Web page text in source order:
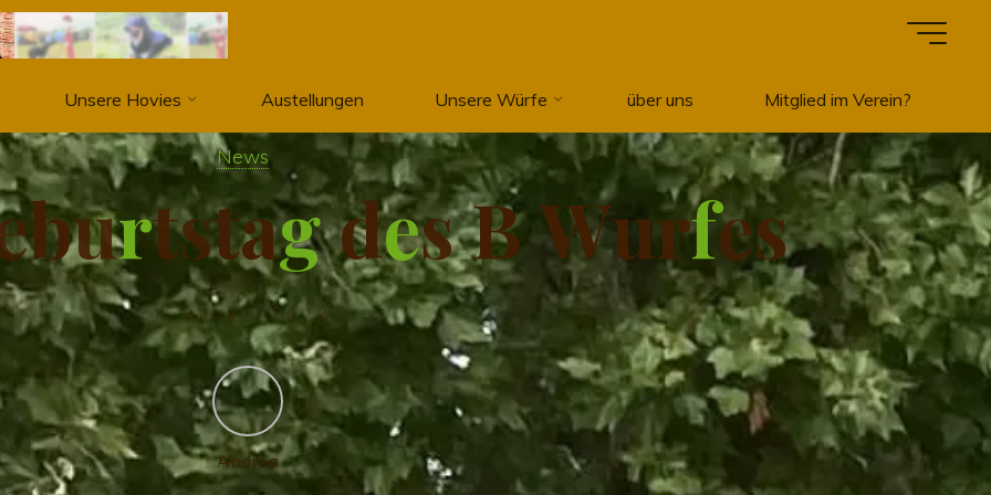
Unsere Hovies Austellungen Unsere Würfe über uns Mitglied im Verein?
News
burtstagdesBWurfes
7. MÄRZ 2024
Andrea